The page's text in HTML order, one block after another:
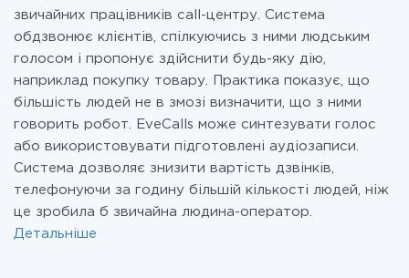
звичайних працівників call-центру. Система
обдзвонює клієнтів, спілкуючись з ними людським
голосом і пропонує здійснити будь-яку дію,
наприклад покупку товару. Практика показує, що
більшість людей не в змозі визначити, що з ними
говорить робот. EveCalls може синтезувати голос
або використовувати підготовлені аудіозаписи.
Система дозволяє знизити вартість дзвінків,
телефонуючи за годину більшій кількості людей, ніж
це зробила б звичайна людина-оператор.
Детальніше